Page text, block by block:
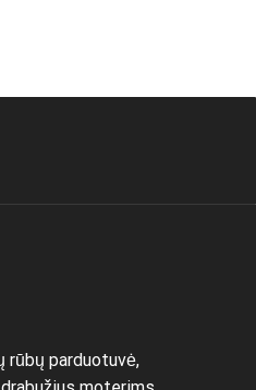
rūbų parduotuvė,